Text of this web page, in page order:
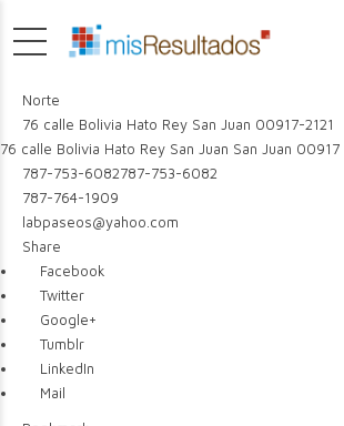
Norte
76 calle Bolivia Hato Rey San Juan 00917-2121
76 calle Bolivia Hato Rey San Juan San Juan 00917
787-753-6082787-753-6082
787-764-1909
labpaseos@yahoo.com
Share
Facebook
Twitter
Google+
Tumblr
LinkedIn
Mail